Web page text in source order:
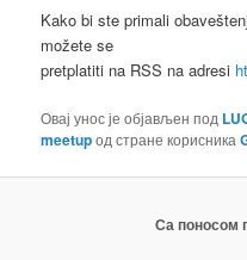
Kako bi ste primali
možete se
pretplatiti na RSS na adresi
Овај унос је објављен под
meetupод стране корисника
Са поносом